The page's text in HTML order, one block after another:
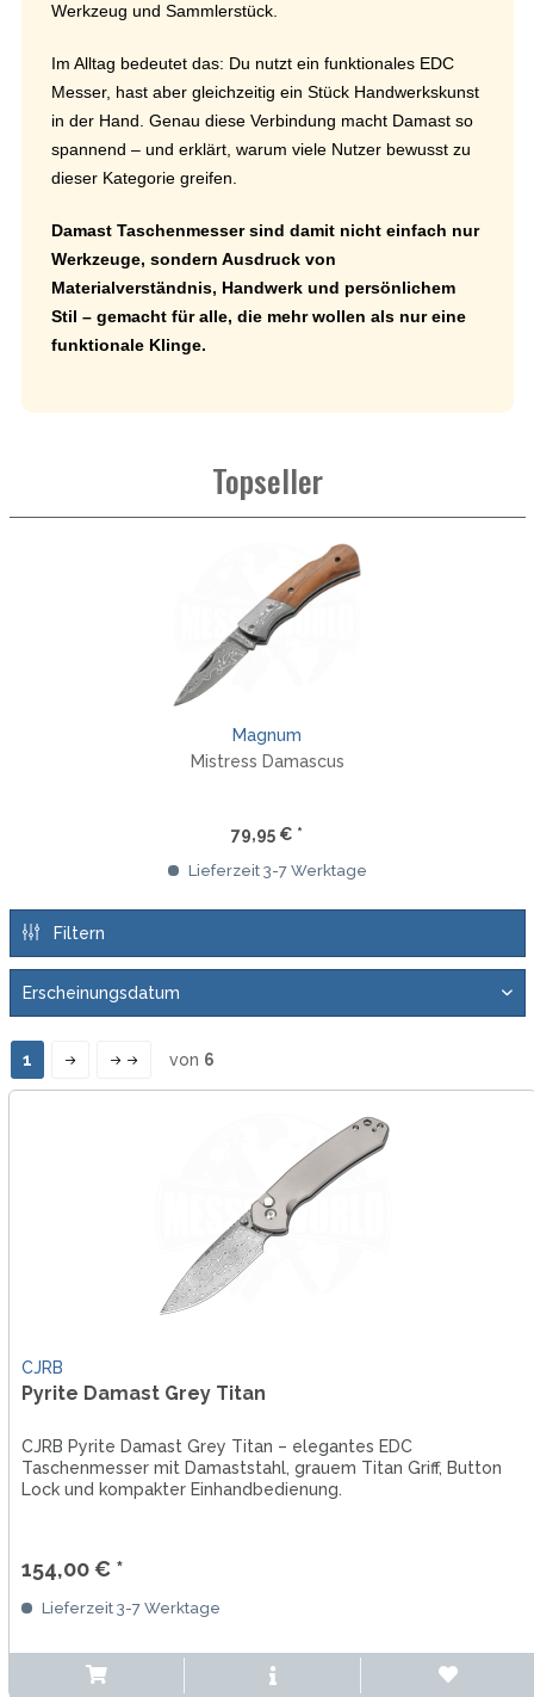
Werkzeug und Sammlerstück.
Im Alltag bedeutet das: Du nutzt ein funktionales EDC
Messer, hast aber gleichzeitig ein Stück Handwerkskunst
in der Hand. Genau diese Verbindung macht Damast so
spannend – und erklärt, warum viele Nutzer bewusst zu
dieser Kategorie greifen.
Damast Taschenmesser sind damit nicht einfach nur
Werkzeuge, sondern Ausdruck von
Materialverständnis, Handwerk und persönlichem
Stil – gemacht für alle, die mehr wollen als nur eine
funktionale Klinge.
Topseller
Magnum
Mistress Damascus
79,95 € *
Lieferzeit 3-7 Werktage
Filtern
1 von 6
CJRB
Pyrite Damast Grey Titan
CJRB Pyrite Damast Grey Titan – elegantes EDC
Taschenmesser mit Damaststahl, grauem Titan Griff, Button
Lock und kompakter Einhandbedienung.
154,00 € *
Lieferzeit 3-7 Werktage